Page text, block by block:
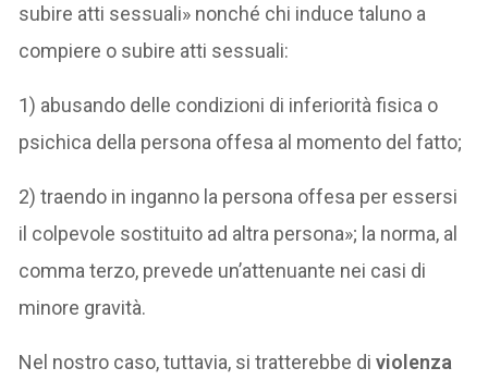
subire atti sessuali» nonché chi induce taluno a
compiere o subire atti sessuali:
1) abusando delle condizioni di inferiorità fisica o
psichica della persona offesa al momento del fatto;
2) traendo in inganno la persona offesa per essersi
il colpevole sostituito ad altra persona»; la norma, al
comma terzo, prevede un’attenuante nei casi di
minore gravità.
Nel nostro caso, tuttavia, si tratterebbe di violenza